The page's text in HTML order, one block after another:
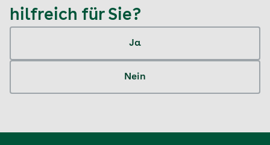
hilfreich für Sie?
Ja
Nein